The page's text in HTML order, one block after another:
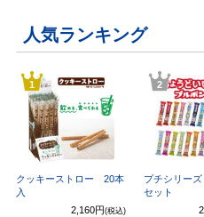
人気ランキング
1
クッキーストロー 20本
入
2,160円 (税込)
2
プチシリー
セット